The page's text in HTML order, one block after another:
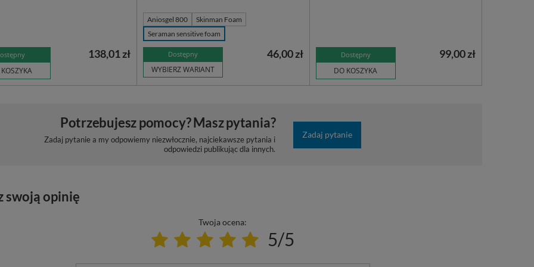
138,01 zł
Aniosgel 800
Skinman Foam
Seraman sensitive foam
Dostępny
WYBIERZ WARIANT
46,00 zł Dostępny
DO KOSZYKA
99,00 zł
Potrzebujesz pomocy? Masz pytania?
Zadaj pytanie a my odpowiemy niezwłocznie, najciekawsze pytania i
odpowiedzi publikując dla innych.
Zadaj pytanie
swoją opinię
Twoja ocena:
5/5